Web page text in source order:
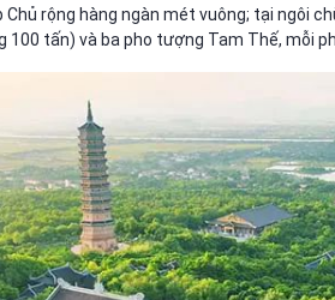
rộng hàng ngàn mét vuông; tại ngôi
100 tấn) và ba pho tượng Tam Thế, mỗi